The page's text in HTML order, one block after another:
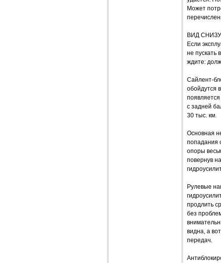
Может
ВИД СНИЗУ
Если
не пускать
ждите:
Сайлент-
обойдутся
с задней
30 тыс. км.
Основная
попадания
опоры
повернув
Рулевые
продлить
без
видна, а
передач.